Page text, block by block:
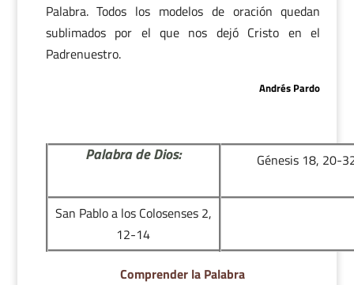
Palabra. Todos los modelos de oración quedan
sublimados por el que nos dejó Cristo en el
Padrenuestro.
Andrés Pardo
Palabra de Dios: Génesis 18, 20-
San Pablo a los Colosenses 2,
12-14
Comprender la Palabra